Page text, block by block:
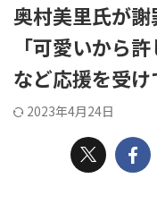
奥村美里氏が
「可愛いから
など応援を受け
2023年4月24日